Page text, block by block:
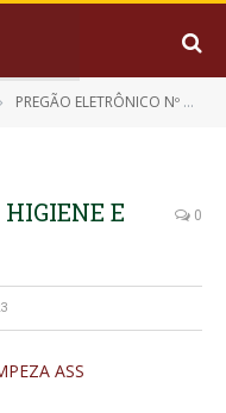
PREGÃO ELETRÔNICO Nº 05/2023 (REGISTRO DE PREÇO PARA EVENTUAL AQUISIÇÃO DE MATERIAL DESCARTÁVEL, HIGIENE E LIMPEZA)
E
0
ASS